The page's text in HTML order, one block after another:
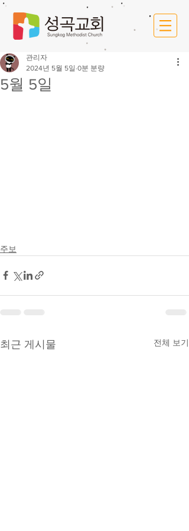
5월 5일
관리자
2024년 5월 5일 0분 분량
주보
최근 게시물 전체 보기